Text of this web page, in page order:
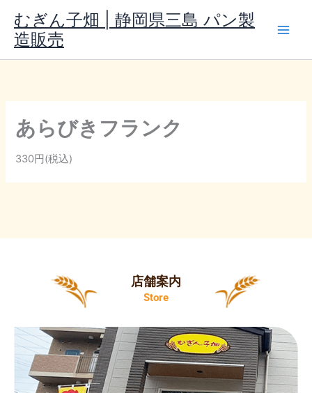
ス
むぎん子畑 | 静岡県三島 パン製
造販売
あらびきフランク
330円(税込)
店舗案内
Store